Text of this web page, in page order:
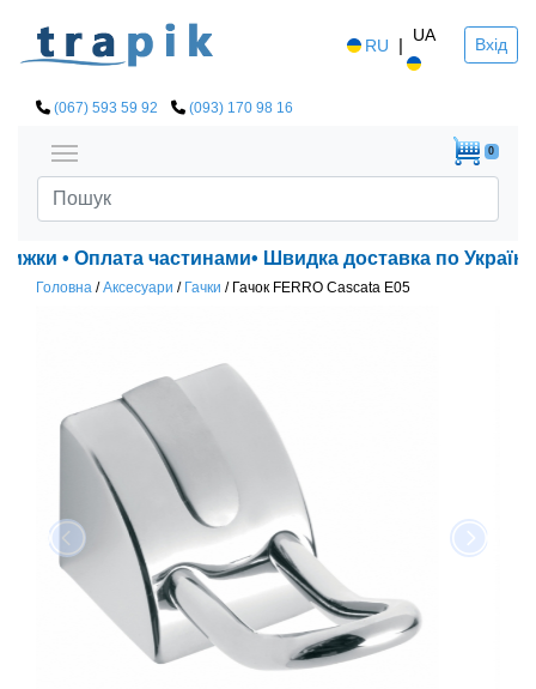
RU | UA Вхід
(067) 593 59 92 (093) 170 98 16
0
• Оплата частинами• Швидка доставка по Україні!
Головна /Аксесуари / Гачки / Гачок FERRO Cascata E05